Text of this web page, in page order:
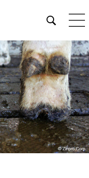
Open
site
search
form